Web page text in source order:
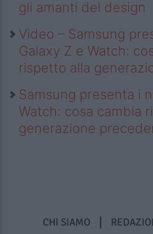
gli amanti del design
Video – Samsung
Galaxy Z e Watch:
rispetto alla
Samsung presenta i
Watch: cosa cambia
generazione
CHI SIAMO